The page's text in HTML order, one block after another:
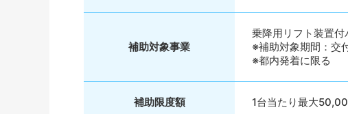
補助対象事業
乗降用リフト装置付
※補助対象期間：交
※都内発着に限る
補助限度額 1台当たり最大